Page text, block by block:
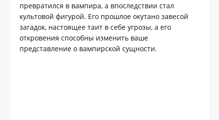
превратился в вампира, а впоследствии стал
культовой фигурой. Его прошлое окутано завесой
загадок, настоящее таит в себе угрозы, а его
откровения способны изменить ваше
представление о вампирской сущности.